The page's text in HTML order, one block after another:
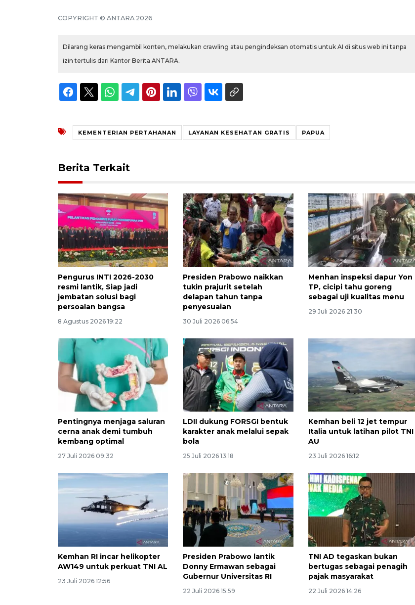
COPYRIGHT © ANTARA 2026
Dilarang keras mengambil konten, melakukan crawling atau pengindeksan otomatis untuk AI di situs web ini tanpa
izin tertulis dari Kantor Berita ANTARA.
KEMENTERIAN PERTAHANAN LAYANAN KESEHATAN GRATIS PAPUA
Berita Terkait
Pengurus INTI 2026-2030
resmi lantik, Siap jadi
jembatan solusi bagi
persoalan bangsa
8 Agustus 2026 19:22
Presiden Prabowo naikkan
tukin prajurit setelah
delapan tahun tanpa
penyesuaian
30 Juli 2026 06:54
Menhan inspeksi dapur Yon
TP, cicipi tahu goreng
sebagai uji kualitas menu
29 Juli 2026 21:30
Pentingnya menjaga saluran
cerna anak demi tumbuh
kembang optimal
27 Juli 2026 09:32
LDII dukung FORSGI bentuk
karakter anak melalui sepak
bola
25 Juli 2026 13:18
Kemhan beli 12 jet tempur
Italia untuk latihan pilot TNI
AU
23 Juli 2026 16:12
Kemhan RI incar helikopter
AW149 untuk perkuat TNI AL
23 Juli 2026 12:56
Presiden Prabowo lantik
Donny Ermawan sebagai
Gubernur Universitas RI
22 Juli 2026 15:59
TNI AD tegaskan bukan
bertugas sebagai penagih
pajak masyarakat
22 Juli 2026 14:26
Pelanggan Filaha Farm setia
sampai 8 tahan?
1 Juni 2026 05:47
Memacu produksi sawit untuk